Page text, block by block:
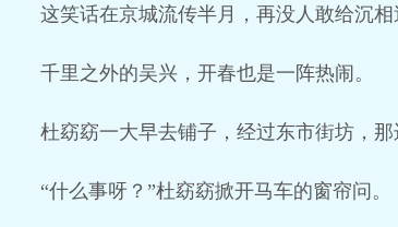
这笑话在京城流传半月，再没人敢给沉相
千里之外的吴兴，开春也是一阵热闹。
杜窈窈一大早去铺子，经过东市街坊，
“什么事呀？”杜窈窈掀开马车的窗帘问。